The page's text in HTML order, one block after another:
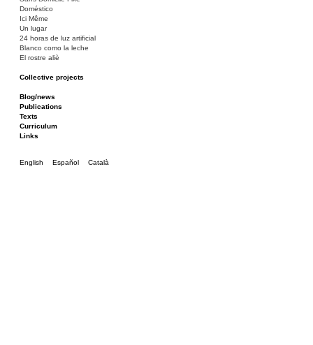
Doméstico
Ici Même
Un lugar
24 horas de luz artificial
Blanco como la leche
El rostre aliè
Collective projects
Ciza Muzej
Roulotte
Canòdrom/Canòdrom
ON Prat
Rieres/Rambles
Blog/news
Publications
Texts
Curriculum
Links
English Español Català